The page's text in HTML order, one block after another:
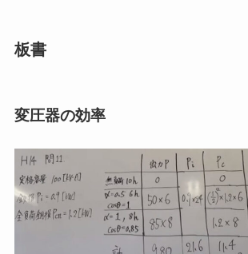
板書
変圧器の効率